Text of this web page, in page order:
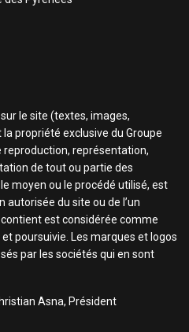
le site (textes, images,
propriété exclusive du Groupe
reproduction, représentation,
de tout ou partie des
moyen ou le procédé utilisé, est
du site ou de l’un
est considérée comme
poursuivie. Les marques et logos
par les sociétés qui en sont
Asna, Président